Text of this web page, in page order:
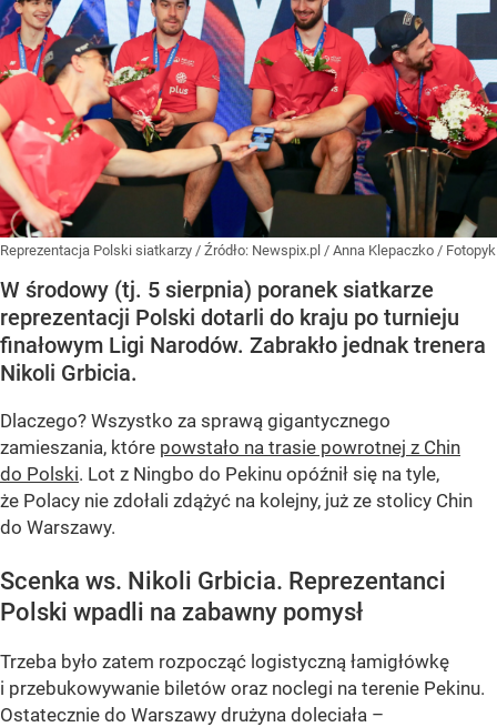
Reprezentacja Polski siatkarzy / Źródło: Newspix.pl / Anna Klepaczko / Fotopyk
W środowy (tj. 5 sierpnia) poranek siatkarze
reprezentacji Polski dotarli do kraju po turnieju
finałowym Ligi Narodów. Zabrakło jednak trenera
Nikoli Grbicia.
Dlaczego? Wszystko za sprawą gigantycznego
zamieszania, które powstało na trasie powrotnej z Chin
do Polski. Lot z Ningbo do Pekinu opóźnił się na tyle,
że Polacy nie zdołali zdążyć na kolejny, już ze stolicy Chin
do Warszawy.
Scenka ws. Nikoli Grbicia. Reprezentanci
Polski wpadli na zabawny pomysł
Trzeba było zatem rozpocząć logistyczną łamigłówkę
i przebukowywanie biletów oraz noclegi na terenie Pekinu.
Ostatecznie do Warszawy drużyna doleciała –